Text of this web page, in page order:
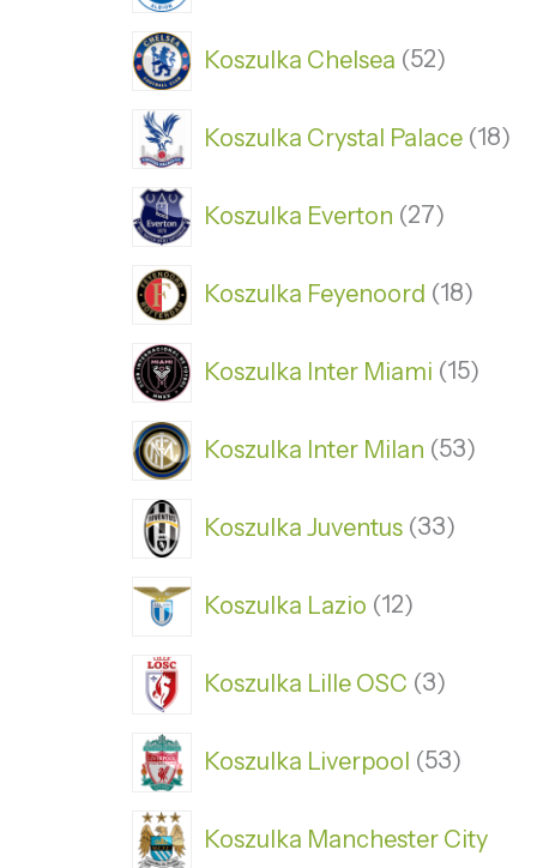
Koszulka Chelsea 52
Koszulka Crystal Palace 18
Koszulka Everton 27
Koszulka Feyenoord 18
Koszulka Inter Miami 15
Koszulka Inter Milan 53
Koszulka Juventus 33
Koszulka Lazio 12
Koszulka Lille OSC 3
Koszulka Liverpool 53
Koszulka Manchester City